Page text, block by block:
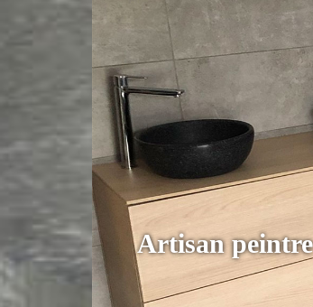
Artisan